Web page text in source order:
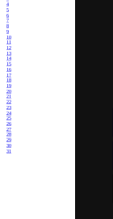
4
5
6
7
8
9
10
11
12
13
14
15
16
17
18
19
20
21
22
23
24
25
26
27
28
29
30
31